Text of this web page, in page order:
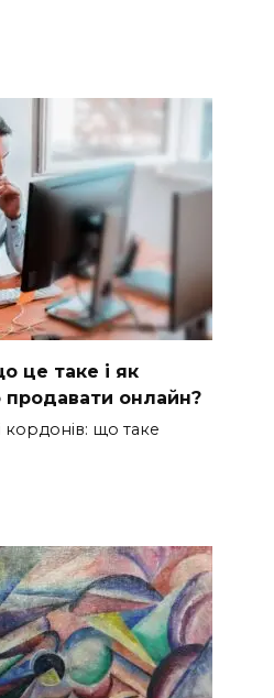
це таке і як
продавати онлайн?
кордонів: що таке